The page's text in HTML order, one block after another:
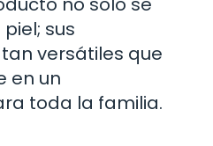
sus
versátiles que
en un
toda la familia.